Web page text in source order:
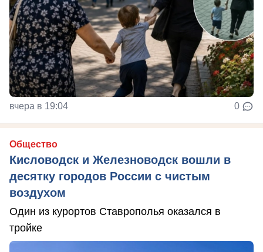
вчера в 19:04 0
Общество
Кисловодск и Железноводск вошли в
десятку городов России с чистым
воздухом
Один из курортов Ставрополья оказался в
тройке